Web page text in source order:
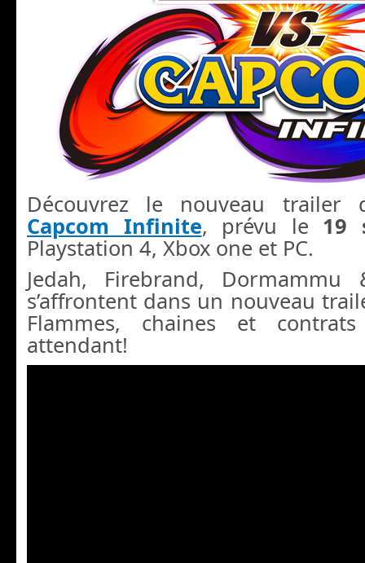
Découvrez le nouveau
Capcom Infinite, prévu le 19
Playstation 4, Xbox one et PC.
Jedah, Firebrand,
s’affrontent dans un nouveau
Flammes, chaines et
attendant!